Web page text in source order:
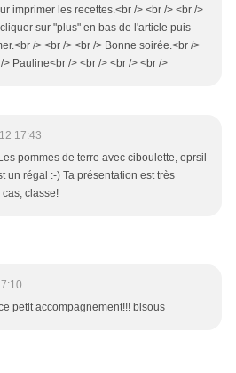
imprimer les recettes.<br /> <br /> <br />
cliquer sur "plus" en bas de l'article puis
/> <br /> <br /> Bonne soirée.<br />
> Pauline<br /> <br /> <br /> <br />
17:43
pommes de terre avec ciboulette, eprsil
un régal :-) Ta présentation est très
classe!
petit accompagnement!!! bisous